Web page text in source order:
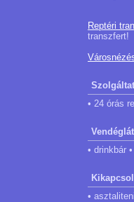
Reptéri
transzfert!
• 24 órás
• drinkbár
•